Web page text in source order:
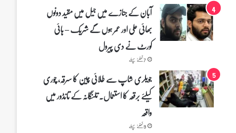
آبان کے جنازے میں جیل میں مقید دونوں
بھائی علی اور عمر ہوں گے شریک – ہائی
کورٹ نے دی پیرول
7 گھنٹے پہلے
جویلری شاپ سے طلائی چین کا سرقہ، چوری
کیلئے برقعہ کا استعمال۔ تلنگانہ کے تانڈور میں
واقعہ
9 گھنٹے پہلے